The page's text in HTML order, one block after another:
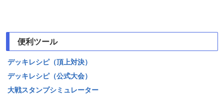
便利ツール
デッキレシピ（頂上対決）
デッキレシピ（公式大会）
大戦スタンプシミュレーター